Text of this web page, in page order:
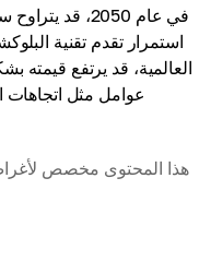
استمرار تقدم تقنية
العالمية، قد يرتفع
عوامل مثل اتجاهات
هذا المحتوى مخصص